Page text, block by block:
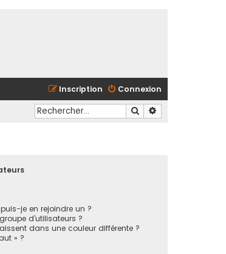
Connexion
Inscription
Rechercher
je en rejoindre un ?
d’utilisateurs ?
dans une couleur différente ?
» ?